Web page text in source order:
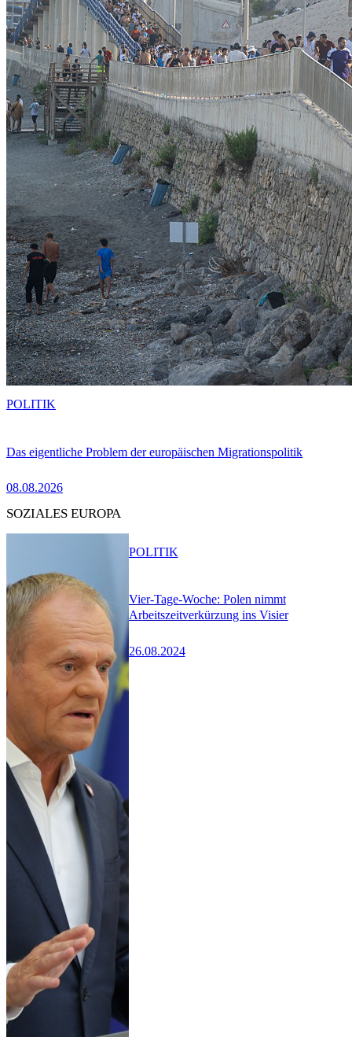
Das eigentliche Problem der europäischen Migrationspolitik
08.08.2026
POLITIK
SOZIALES EUROPA
Vier-Tage-Woche: Polen nimmt
Arbeitszeitverkürzung ins Visier
26.08.2024
POLITIK